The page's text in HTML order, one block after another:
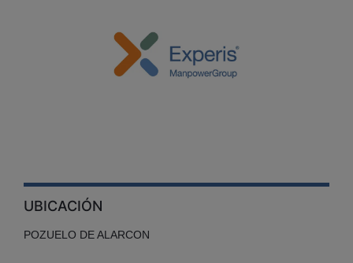
UBICACIÓN
POZUELO DE ALARCON